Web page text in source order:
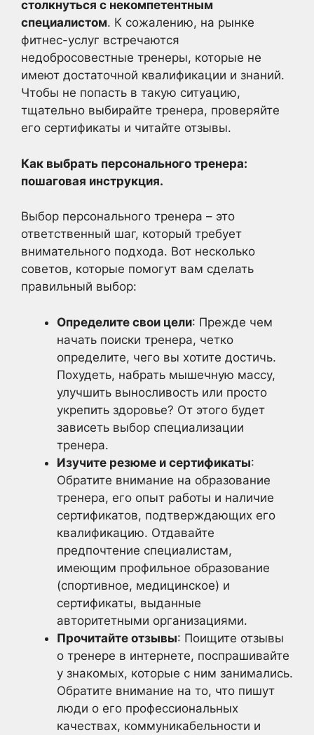
столкнуться с некомпетентным
специалистом. К сожалению, на рынке
фитнес-услуг встречаются
недобросовестные тренеры, которые не
имеют достаточной квалификации и знаний.
Чтобы не попасть в такую ситуацию,
тщательно выбирайте тренера, проверяйте
его сертификаты и читайте отзывы.
Как выбрать персонального тренера:
пошаговая инструкция.
Выбор персонального тренера – это
ответственный шаг, который требует
внимательного подхода. Вот несколько
советов, которые помогут вам сделать
правильный выбор:
Определите свои цели: Прежде чем
начать поиски тренера, четко
определите, чего вы хотите достичь.
Похудеть, набрать мышечную массу,
улучшить выносливость или просто
укрепить здоровье? От этого будет
зависеть выбор специализации
тренера.
Изучите резюме и сертификаты:
Обратите внимание на образование
тренера, его опыт работы и наличие
сертификатов, подтверждающих его
квалификацию. Отдавайте
предпочтение специалистам,
имеющим профильное образование
(спортивное, медицинское) и
сертификаты, выданные
авторитетными организациями.
Прочитайте отзывы: Поищите отзывы
о тренере в интернете, поспрашивайте
у знакомых, которые с ним занимались.
Обратите внимание на то, что пишут
люди о его профессиональных
качествах, коммуникабельности и